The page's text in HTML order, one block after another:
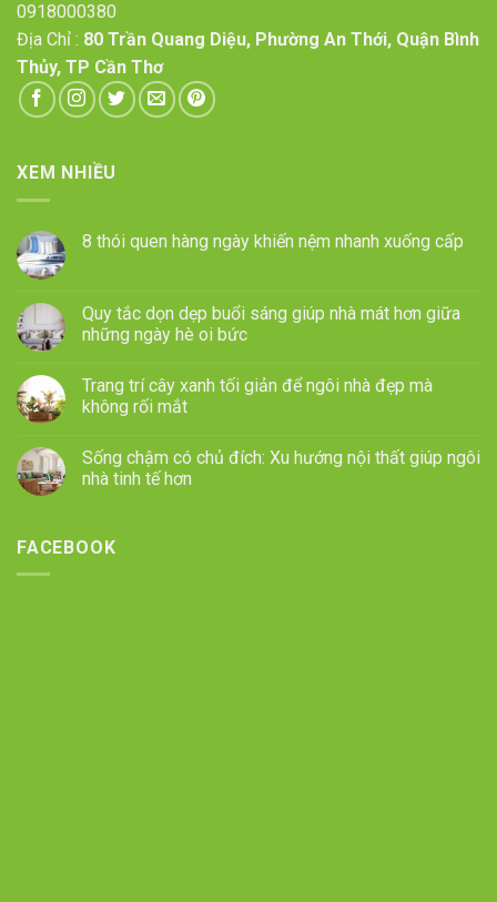
0918000380
Địa Chỉ : 80 Trần Quang Diệu, Phường An Thới, Quận Bình
Thủy, TP Cần Thơ
XEM NHIỀU
8 thói quen hàng ngày khiến nệm nhanh xuống cấp
Quy tắc dọn dẹp buổi sáng giúp nhà mát hơn giữa
những ngày hè oi bức
Trang trí cây xanh tối giản để ngôi nhà đẹp mà
không rối mắt
Sống chậm có chủ đích: Xu hướng nội thất giúp ngôi
nhà tinh tế hơn
FACEBOOK